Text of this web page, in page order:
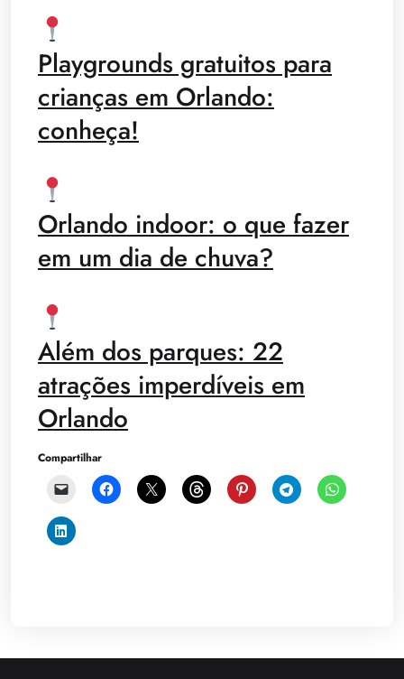
Playgrounds gratuitos para
crianças em Orlando:
conheça!
Orlando indoor: o que fazer
em um dia de chuva?
Além dos parques: 22
atrações imperdíveis em
Orlando
Compartilhar